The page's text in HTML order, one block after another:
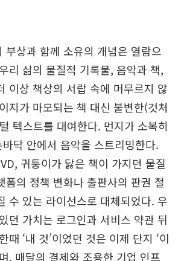
부상과 함께 소유의 개념은 열람으
리 삶의 물질적 기록물, 음악과 책,
이상 책상의 서랍 속에 머무르지 않
지가 마모되는 책 대신 불변한(것처
텍스트를 대여한다. 먼지가 소복히
닥 안에서 음악을 스트리밍한다.
귀퉁이가 닳은 책이 가지던 물질
폼의 정책 변화나 출판사의 판권 철
수 있는 라이선스로 대체되었다. 우
던 가치는 로그인과 서비스 약관 뒤
때 ‘내 것’이었던 것은 이제 단지 ‘이
, 매달의 결제와 조용한 기업 인프